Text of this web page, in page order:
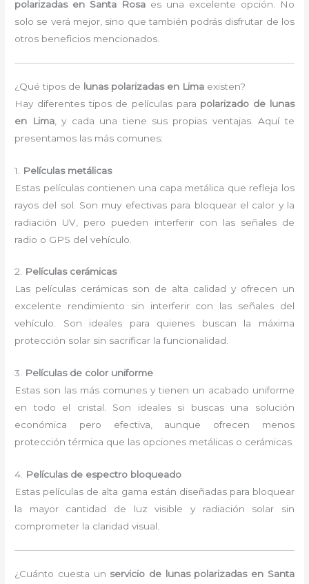
polarizadas en Santa Rosa es una excelente opción. No
solo se verá mejor, sino que también podrás disfrutar de los
otros beneficios mencionados.
¿Qué tipos de lunas polarizadas en Lima existen?
Hay diferentes tipos de películas para polarizado de lunas
en Lima, y cada una tiene sus propias ventajas. Aquí te
presentamos las más comunes:
1.
Películas metálicas
Estas películas contienen una capa metálica que refleja los
rayos del sol. Son muy efectivas para bloquear el calor y la
radiación UV, pero pueden interferir con las señales de
radio o GPS del vehículo.
2. Películas cerámicas
Las películas cerámicas son de alta calidad y ofrecen un
excelente rendimiento sin interferir con las señales del
vehículo. Son ideales para quienes buscan la máxima
protección solar sin sacrificar la funcionalidad.
3. Películas de color uniforme
Estas son las más comunes y tienen un acabado uniforme
en todo el cristal. Son ideales si buscas una solución
económica pero efectiva, aunque ofrecen menos
protección térmica que las opciones metálicas o cerámicas.
4. Películas de espectro bloqueado
Estas películas de alta gama están diseñadas para bloquear
la mayor cantidad de luz visible y radiación solar sin
comprometer la claridad visual.
¿Cuánto cuesta un servicio de lunas polarizadas en Santa